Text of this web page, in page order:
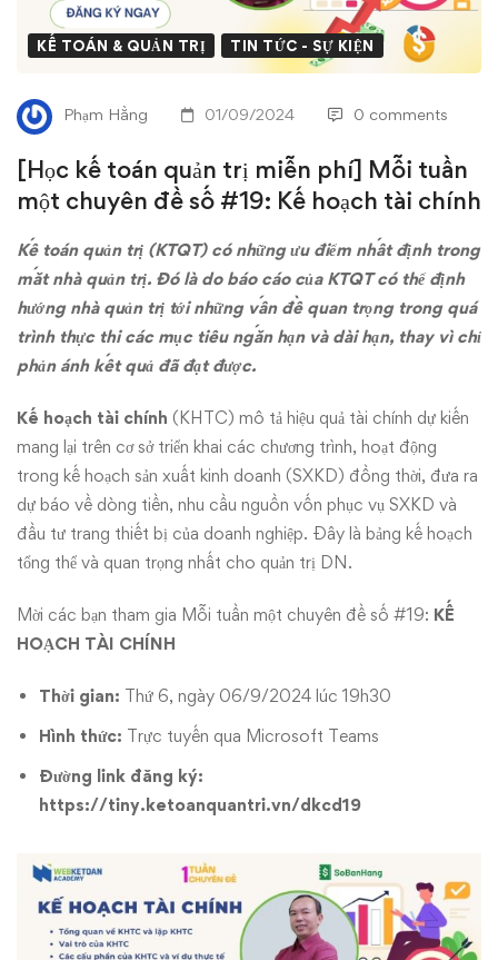
trị
miễn
phí]
Mỗi
tuần
một
chuyên
đề
số
#19:
Kế
hoạch
tài
chính
KẾ TOÁN & QUẢN TRỊ TIN TỨC - SỰ KIỆN
Phạm Hằng 01/09/2024 0 comments
[Học kế toán quản trị miễn phí] Mỗi tuần
một chuyên đề số #19: Kế hoạch tài chính
Kế toán quản trị (KTQT) có những ưu điểm nhất định trong
mắt nhà quản trị. Đó là do báo cáo của KTQT có thể định
hướng nhà quản trị tới những vấn đề quan trọng trong quá
trình thực thi các mục tiêu ngắn hạn và dài hạn, thay vì chỉ
phản ánh kết quả đã đạt được.
Kế hoạch tài chính (KHTC) mô tả hiệu quả tài chính dự kiến
mang lại trên cơ sở triển khai các chương trình, hoạt động
trong kế hoạch sản xuất kinh doanh (SXKD) đồng thời, đưa ra
dự báo về dòng tiền, nhu cầu nguồn vốn phục vụ SXKD và
đầu tư trang thiết bị của doanh nghiệp. Đây là bảng kế hoạch
tổng thể và quan trọng nhất cho quản trị DN.
Mời các bạn tham gia Mỗi tuần một chuyên đề số #19: KẾ
HOẠCH TÀI CHÍNH
Thời gian: Thứ 6, ngày 06/9/2024 lúc 19h30
Hình thức: Trực tuyến qua Microsoft Teams
Đường link đăng ký:
https://tiny.ketoanquantri.vn/dkcd19